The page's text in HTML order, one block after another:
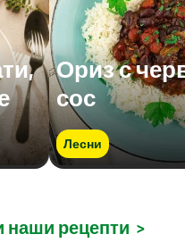
Ориз с
сос
Лесни
наши рецепти >